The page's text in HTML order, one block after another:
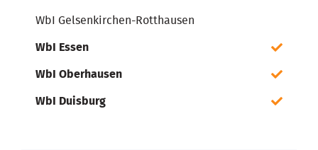
WbI Gelsenkirchen-Rotthausen
WbI Essen
WbI Oberhausen
WbI Duisburg